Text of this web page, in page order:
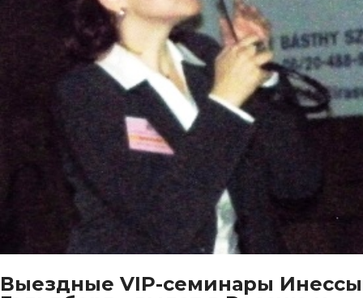
Выездные VIP-семинары Инессы